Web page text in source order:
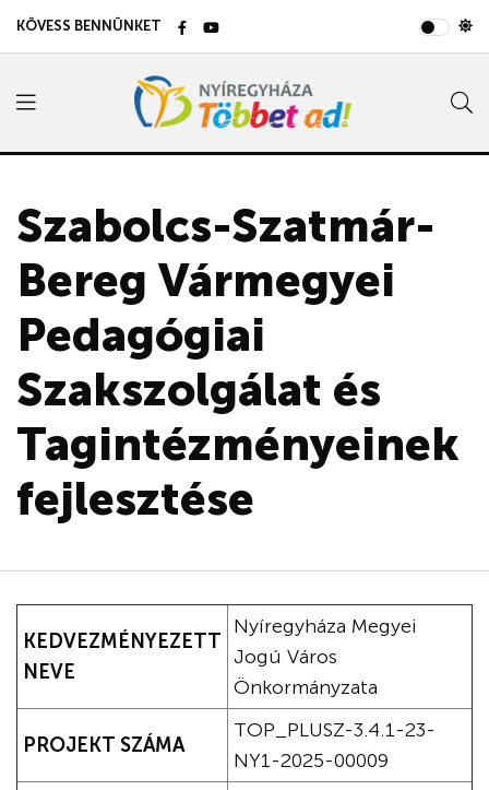
KÖVESS BENNÜNKET
Szabolcs-Szatmár-
Bereg Vármegyei
Pedagógiai
Szakszolgálat és
Tagintézményeinek
fejlesztése
KEDVEZMÉNYEZETT
NEVE
Nyíregyháza Megyei
Jogú Város
Önkormányzata
PROJEKT SZÁMA
TOP_PLUSZ-3.4.1-23-
NY1-2025-00009